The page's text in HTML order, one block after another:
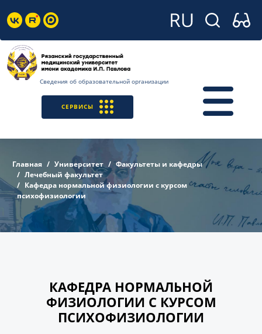
Сведения об образовательной организации
СЕРВИСЫ
Главная Университет
Факультеты и кафедры
Лечебный факультет
Кафедра нормальной физиологии с курсом
психофизиологии
КАФЕДРА НОРМАЛЬНОЙ
ФИЗИОЛОГИИ С КУРСОМ
ПСИХОФИЗИОЛОГИИ